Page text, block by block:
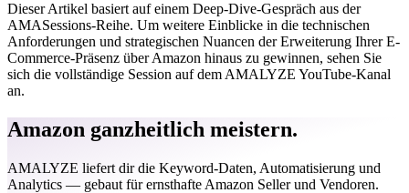
Dieser Artikel basiert auf einem Deep-Dive-Gespräch aus der
AMASessions-Reihe. Um weitere Einblicke in die technischen
Anforderungen und strategischen Nuancen der Erweiterung Ihrer E-
Commerce-Präsenz über Amazon hinaus zu gewinnen, sehen Sie
sich die vollständige Session auf dem AMALYZE YouTube-Kanal
an.
Amazon ganzheitlich meistern.
AMALYZE liefert dir die Keyword-Daten, Automatisierung und
Analytics — gebaut für ernsthafte Amazon Seller und Vendoren.